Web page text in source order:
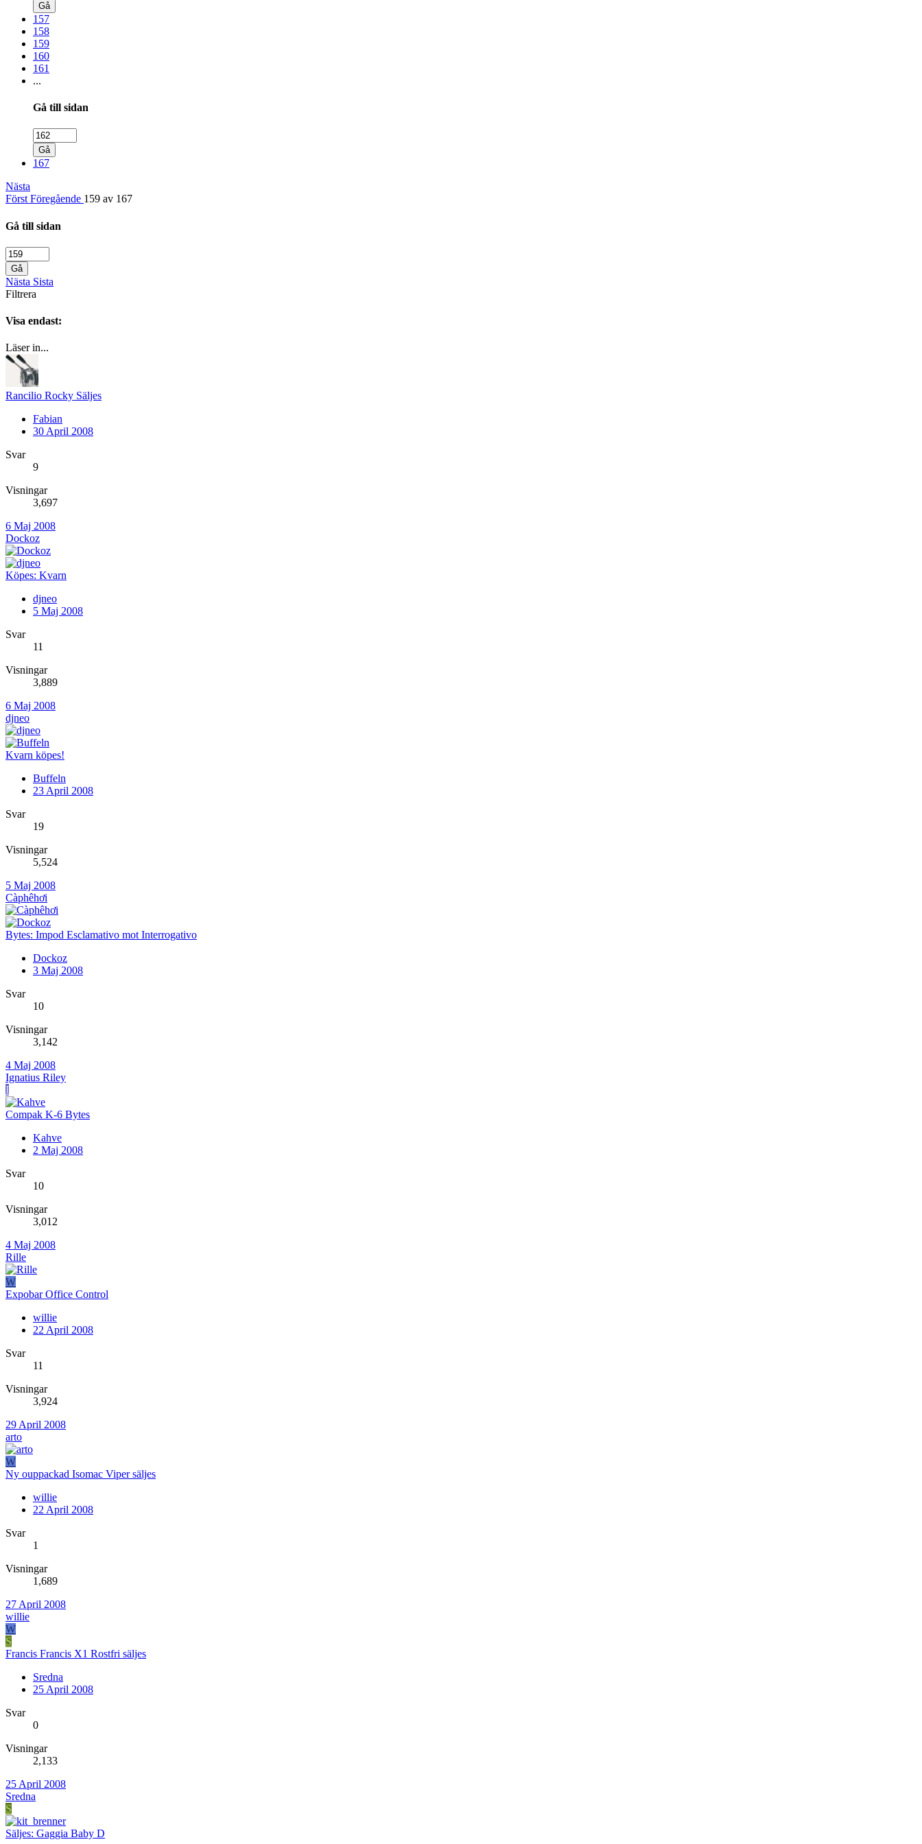
Gå
157
158
159
160
161
...
Gå till sidan
Gå
167
Nästa
Först Föregående 159 av 167
Gå till sidan
Gå
Nästa Sista
Filtrera
Visa endast:
Läser in...
Rancilio Rocky Säljes
Fabian
30 April 2008
Svar
9
Visningar
3,697
6 Maj 2008
Dockoz
Köpes: Kvarn
djneo
5 Maj 2008
Svar
11
Visningar
3,889
6 Maj 2008
djneo
Kvarn köpes!
Buffeln
23 April 2008
Svar
19
Visningar
5,524
5 Maj 2008
Càphêhơi
Bytes: Impod Esclamativo mot Interrogativo
Dockoz
3 Maj 2008
Svar
10
Visningar
3,142
4 Maj 2008
Ignatius Riley
I
Compak K-6 Bytes
Kahve
2 Maj 2008
Svar
10
Visningar
3,012
4 Maj 2008
Rille
W
Expobar Office Control
willie
22 April 2008
Svar
11
Visningar
3,924
29 April 2008
arto
W
Ny ouppackad Isomac Viper säljes
willie
22 April 2008
Svar
1
Visningar
1,689
27 April 2008
willie
W
S
Francis Francis X1 Rostfri säljes
Sredna
25 April 2008
Svar
0
Visningar
2,133
25 April 2008
Sredna
S
Säljes: Gaggia Baby D